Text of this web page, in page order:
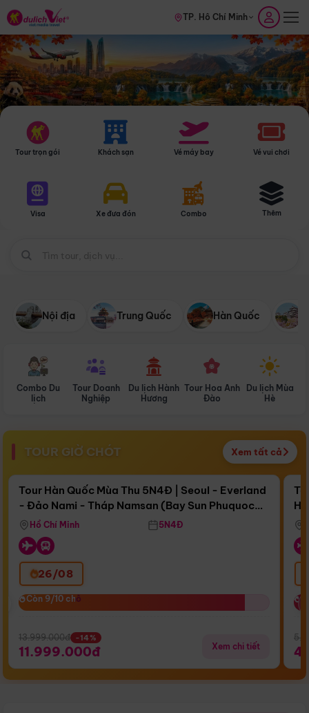
TP. Hồ Chí Minh
Tour trọn gói Khách sạn Vé máy bay Vé vui chơi
Visa Xe đưa đón Combo Thêm
Nội địa Trung Quốc Hàn Quốc
Combo Du
lịch
Tour Doanh
Nghiệp
Du lịch Hành
Hương
Tour Hoa Anh
Đào
Du lịch Mùa
Hè
TOUR GIỜ CHÓT Xem tất cả
Còn17 ngày 11:57:22
Bay Sun Phuquoc Airways
Điểm nổi bật
Tour Hàn Quốc Mùa Thu 5N4Đ | Seoul - Everland
- Đảo Nami - Tháp Namsan (Bay Sun Phuquoc
Airways)
Hồ Chí Minh 5N4Đ
26/08
Còn 9/10 chỗ
Còn 9/10 chỗ
13.999.000đ -14%
11.999.000đ Xem chi tiết